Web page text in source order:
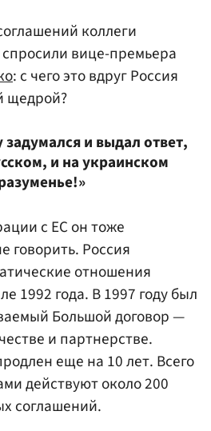
коллеги
вице-премьера
: с чего это вдруг Россия
щедрой?
и выдал ответ,
и на украинском
с ЕС он тоже
говорить. Россия
отношения
1992 года. В 1997 году был
Большой договор —
и партнерстве.
еще на 10 лет. Всего
действуют около 200
соглашений.